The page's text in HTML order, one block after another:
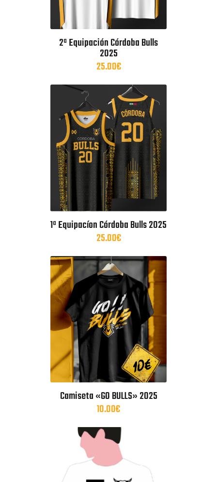
2ª Equipación Córdoba Bulls
2025
25.00€
1ª Equipacíon Córdoba Bulls 2025
25.00€
Camiseta «GO BULLS» 2025
10.00€